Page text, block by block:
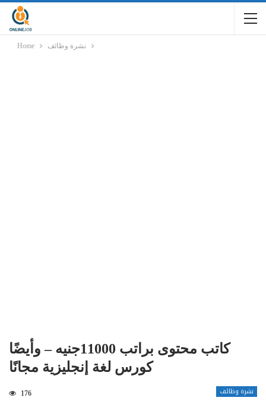
Home نشرة وظائف
كاتب محتوى براتب 11000جنيه – وأيضًا
كورس لغة إنجليزية مجانًا
نشرة وظائف 176